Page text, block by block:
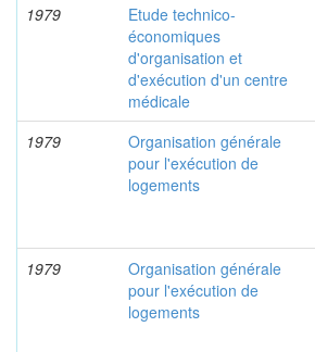
1979
Etude technico-
économiques
d'organisation et
d'exécution d'un centre
médicale
1979
Organisation générale
pour l'exécution de
logements
1979
Organisation générale
pour l'exécution de
logements